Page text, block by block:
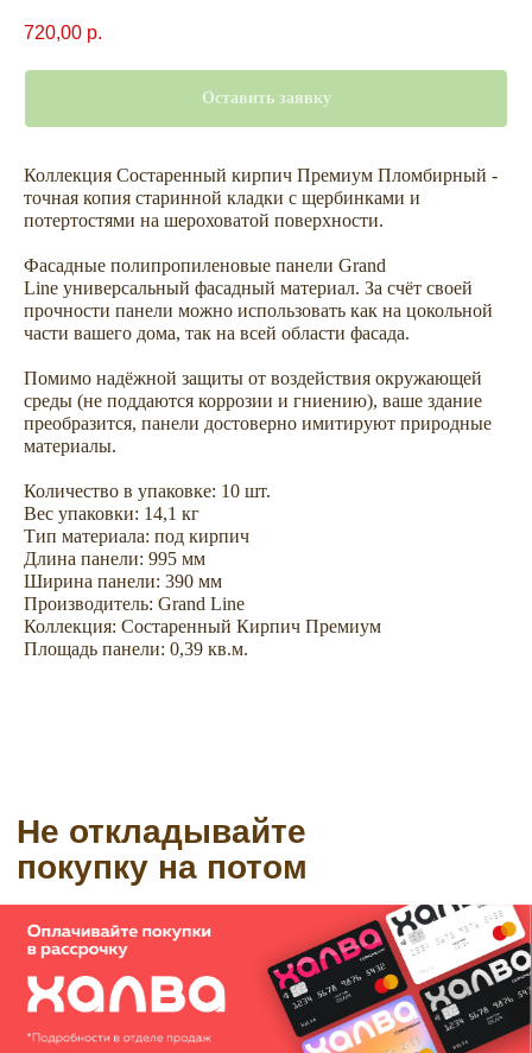
720,00 р.
Оставить заявку
Коллекция Состаренный кирпич Премиум Пломбирный -
точная копия старинной кладки с щербинками и
потертостями на шероховатой поверхности.
Фасадные полипропиленовые панели Grand
Line универсальный фасадный материал. За счёт своей
прочности панели можно использовать как на цокольной
части вашего дома, так на всей области фасада.
Помимо надёжной защиты от воздействия окружающей
среды (не поддаются коррозии и гниению), ваше здание
преобразится, панели достоверно имитируют природные
материалы.
Количество в упаковке: 10 шт.
Вес упаковки: 14,1 кг
Тип материала: под кирпич
Длина панели: 995 мм
Ширина панели: 390 мм
Производитель: Grand Line
Коллекция: Состаренный Кирпич Премиум
Площадь панели: 0,39 кв.м.
Не откладывайте
покупку на потом